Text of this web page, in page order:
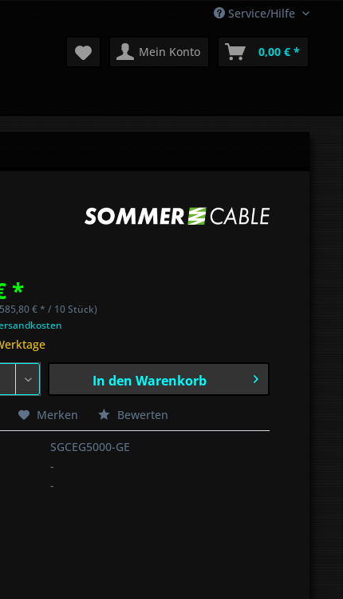
Service/Hilfe
Mein Konto 0,00 € *
*
€ * / 10 Stück)
In den Warenkorb
Merken Bewerten
SGCEG5000-GE
-
-